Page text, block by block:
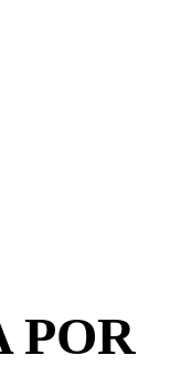
POR